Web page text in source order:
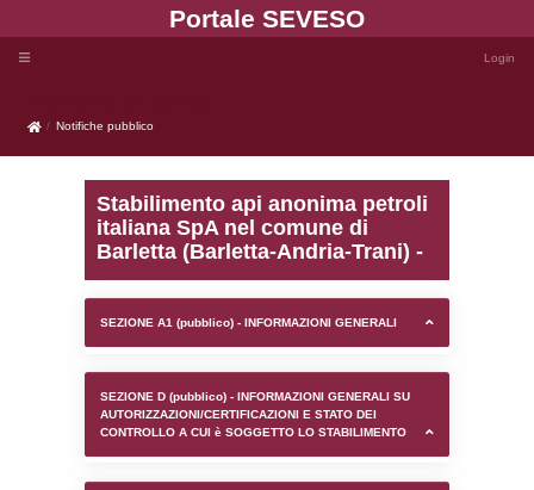
Portale
Notifiche pubblico
Notifiche pubblico
Stabilimento api
italiana SpA nel
Barletta (Barletta-